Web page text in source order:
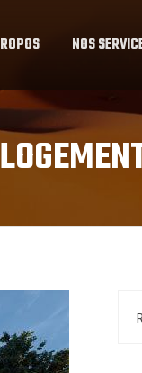
NOS